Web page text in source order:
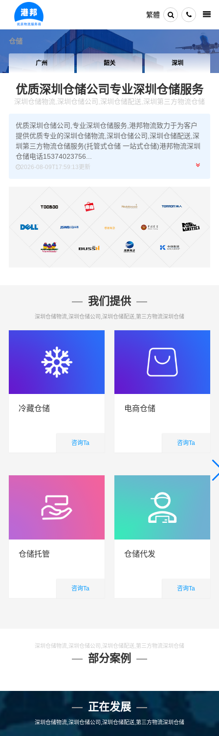
繁體
仓储
韶关 深圳
优质深圳仓储公司专业深圳仓储服务
深圳仓储物流,深圳仓储公司,深圳仓储配送,深圳第三方物流仓储
优质深圳仓储公司,专业深圳仓储服务,港邦物流致力于为客户
提供优质专业的深圳仓储物流,深圳仓储公司,深圳仓储配送,深
圳第三方物流仓储服务(托管式仓储 一站式仓储)港邦物流深圳
仓储电话15374023756...
2026-08-09T17:59:13更新
我们提供
深圳仓储物流,深圳仓储公司,深圳仓储配送,第三方物流深圳仓储
冷藏仓储
咨询Ta
电商仓储
咨询Ta
仓储托管
咨询Ta
仓储代发
咨询Ta
深圳仓储物流,深圳仓储公司,深圳仓储配送,第三方物流深圳仓储
部分案例
正在发展
深圳仓储物流,深圳仓储公司,深圳仓储配送,第三方物流深圳仓储